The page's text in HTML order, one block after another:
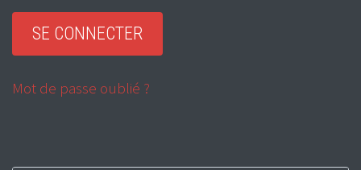
Mot de passe oublié ?